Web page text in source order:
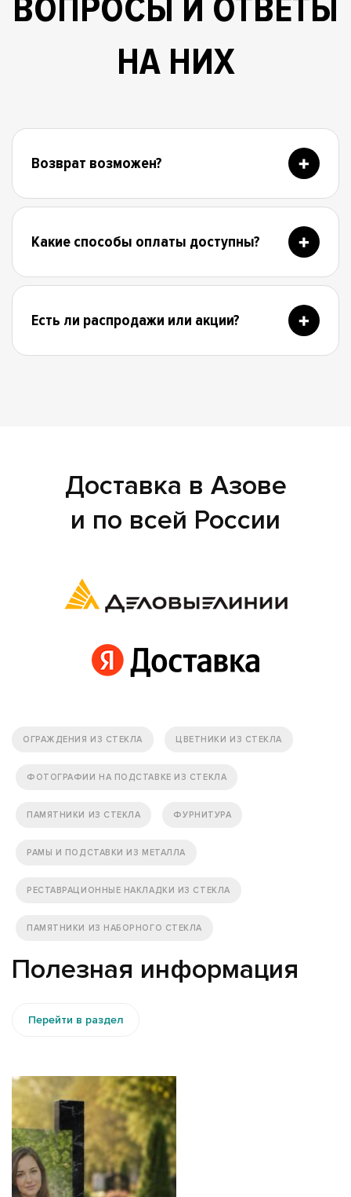
ВОПРОСЫ И ОТВЕТЫ
НА НИХ
Возврат возможен?
Какие способы оплаты доступны?
Есть ли распродажи или акции?
Доставка в Азове
и по всей России
ОГРАЖДЕНИЯ ИЗ СТЕКЛА ЦВЕТНИКИ ИЗ СТЕКЛА
ФОТОГРАФИИ НА ПОДСТАВКЕ ИЗ СТЕКЛА
ПАМЯТНИКИ ИЗ СТЕКЛА ФУРНИТУРА
РАМЫ И ПОДСТАВКИ ИЗ МЕТАЛЛА
РЕСТАВРАЦИОННЫЕ НАКЛАДКИ ИЗ СТЕКЛА
ПАМЯТНИКИ ИЗ НАБОРНОГО СТЕКЛА
Полезная информация
Перейти в раздел